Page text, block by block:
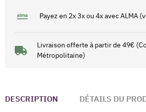
Payez en 2x 3x ou 4x avec ALMA
Livraison offerte à partir de 49€
Métropolitaine)
DESCRIPTION DÉTAILS DU